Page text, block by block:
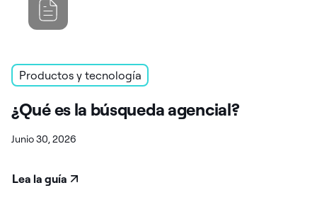
Productos y tecnología
¿Qué es la búsqueda agencial?
Junio 30, 2026
Lea la guía